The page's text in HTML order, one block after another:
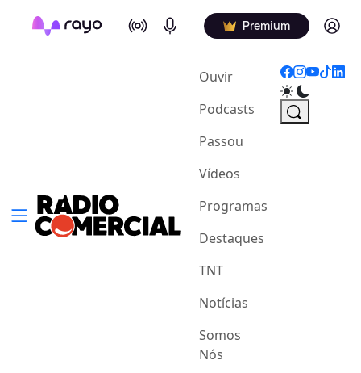
On Air Podcasts Premium Log in
Ouvir(current)
Podcasts
Passou
Vídeos
Programas
Destaques
TNT
Notícias
Somos
Nós